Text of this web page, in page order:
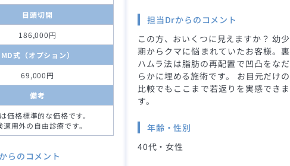
目頭切開
186,000円
MD式（オプション）
69,000円
備考
価格標準的な価格です。
適用外の自由診療です。
らのコメント
担当Drからのコメント
この方、おいくつに見えますか？ 幼少
期からクマに悩まれていたお客様。裏
ハムラ法は脂肪の再配置で凹凸をなだ
らかに埋める施術です。 お目元だけの
比較でもここまで若返りを実感できま
す。
年齢・性別
40代・女性